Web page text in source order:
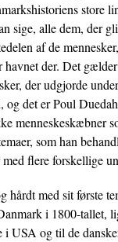
store
sige, alle dem, der
af de
havnet der. Det
der udgjorde
og det er Poul
menneskeskæbner
som han
flere forskellige
hårdt med sit første
i 1800-tallet,
i USA og til de